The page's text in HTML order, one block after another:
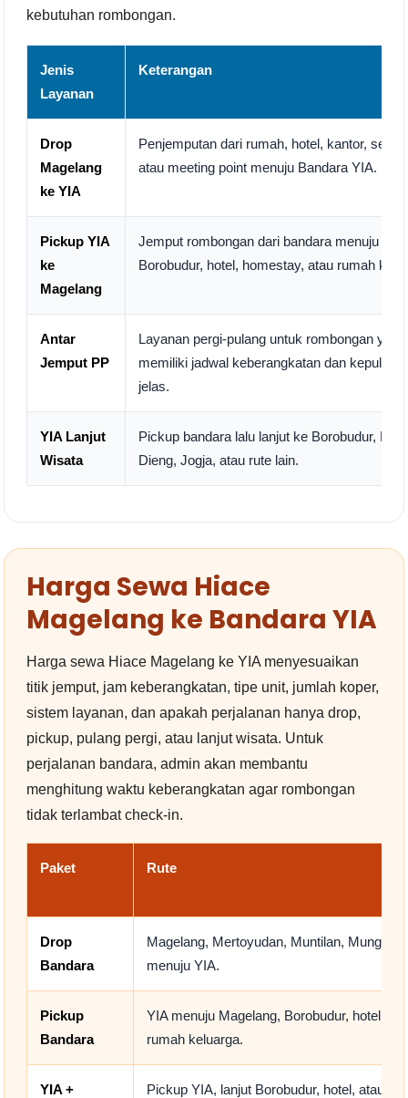
kebutuhan rombongan.
Jenis
Layanan
Keterangan
Drop
Magelang
ke YIA
Penjemputan dari rumah, hotel, kantor,
atau meeting point menuju Bandara YIA.
Pickup YIA
ke
Magelang
Jemput rombongan dari bandara menuju
Borobudur, hotel, homestay, atau rumah
Antar
Jemput PP
Layanan pergi-pulang untuk rombongan yang
memiliki jadwal keberangkatan dan
jelas.
YIA Lanjut
Wisata
Pickup bandara lalu lanjut ke Borobudur,
Dieng, Jogja, atau rute lain.
Harga Sewa Hiace
Magelang ke Bandara YIA
Harga sewa Hiace Magelang ke YIA menyesuaikan
titik jemput, jam keberangkatan, tipe unit, jumlah koper,
sistem layanan, dan apakah perjalanan hanya drop,
pickup, pulang pergi, atau lanjut wisata. Untuk
perjalanan bandara, admin akan membantu
menghitung waktu keberangkatan agar rombongan
tidak terlambat check-in.
Paket Rute
Drop
Bandara
Magelang, Mertoyudan, Muntilan, Mungkid,
menuju YIA.
Pickup
Bandara
YIA menuju Magelang, Borobudur, hotel,
rumah keluarga.
YIA +
Pickup YIA, lanjut Borobudur, hotel, atau